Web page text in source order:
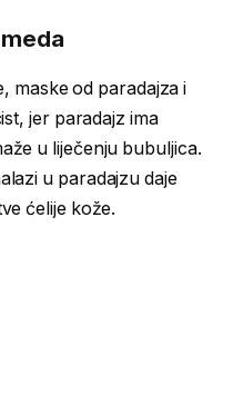
maske od paradajza i
jer paradajz ima
u liječenju bubuljica.
u paradajzu daje
ćelije kože.